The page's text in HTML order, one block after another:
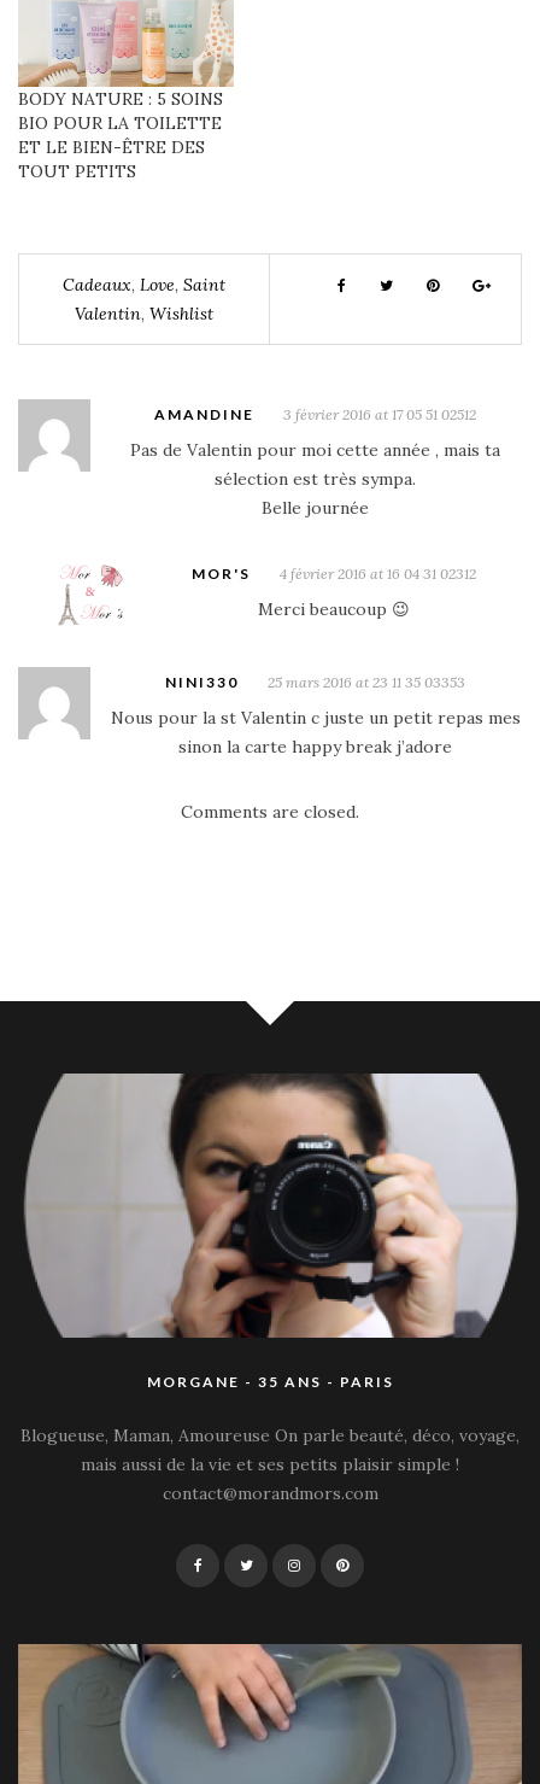
BODY NATURE : 5 SOINS
BIO POUR LA TOILETTE
ET LE BIEN-ÊTRE DES
TOUT PETITS
Cadeaux, Love, Saint
Valentin, Wishlist
AMANDINE 3 février 2016 at 17 05 51 02512
Pas de Valentin pour moi cette année , mais ta
sélection est très sympa.
Belle journée
MOR'S 4 février 2016 at 16 04 31 02312
Merci beaucoup 😉
NINI330 25 mars 2016 at 23 11 35 03353
Nous pour la st Valentin c juste un petit repas mes
sinon la carte happy break j’adore
Comments are closed.
MORGANE - 35 ANS - PARIS
Blogueuse, Maman, Amoureuse On parle beauté, déco, voyage,
mais aussi de la vie et ses petits plaisir simple !
contact@morandmors.com